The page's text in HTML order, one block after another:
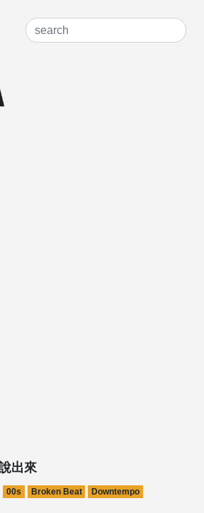
出來
00s Broken Beat Downtempo